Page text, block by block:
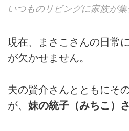
いつものリビングに家族が
現在、まさこさんの日常
が欠かせません。
夫の賢介さんとともにそ
が、 妹の統子（みちこ）さ